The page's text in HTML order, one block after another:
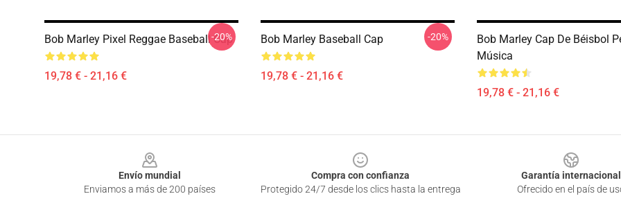
Bob Marley Pixel Reggae Baseball Cap
19,78 € - 21,16 €
-20% Bob Marley Baseball Cap
19,78 € - 21,16 €
-20%
Bob Marley Cap De Béisbol
Música
19,78 € - 21,16 €
Envío mundial
Enviamos a más de 200 países
Compra con confianza
Protegido 24/7 desde los clics hasta la entrega
Garantía internacional
Ofrecido en el país de